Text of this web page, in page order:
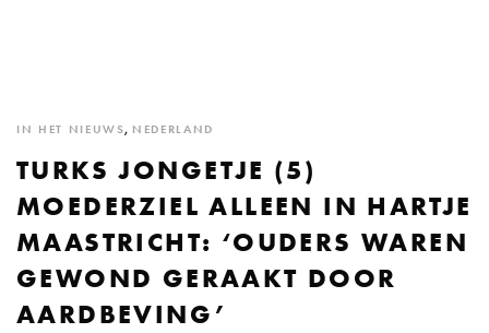
IN HET NIEUWS, NEDERLAND
TURKS JONGETJE (5)
MOEDERZIEL ALLEEN IN HARTJE
MAASTRICHT: ‘OUDERS WAREN
GEWOND GERAAKT DOOR
AARDBEVING’